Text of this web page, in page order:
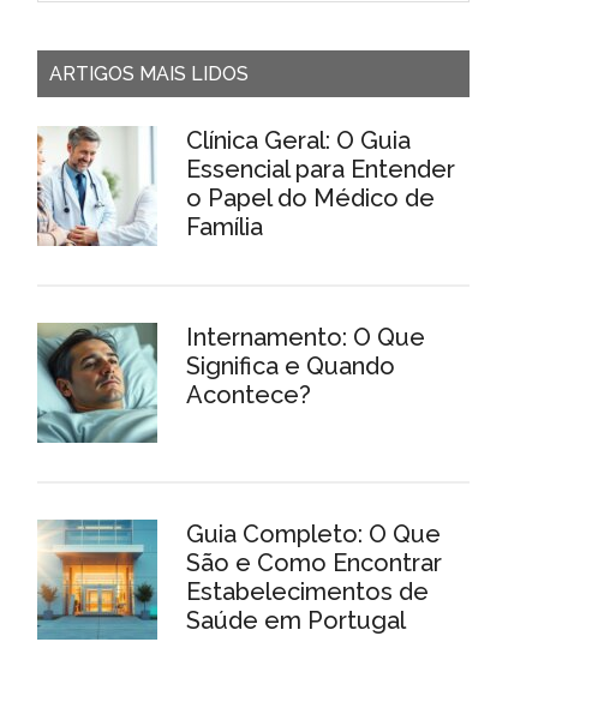
ARTIGOS MAIS LIDOS
Clínica Geral: O Guia
Essencial para Entender
o Papel do Médico de
Família
Internamento: O Que
Significa e Quando
Acontece?
Guia Completo: O Que
São e Como Encontrar
Estabelecimentos de
Saúde em Portugal